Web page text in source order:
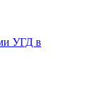
УГД в